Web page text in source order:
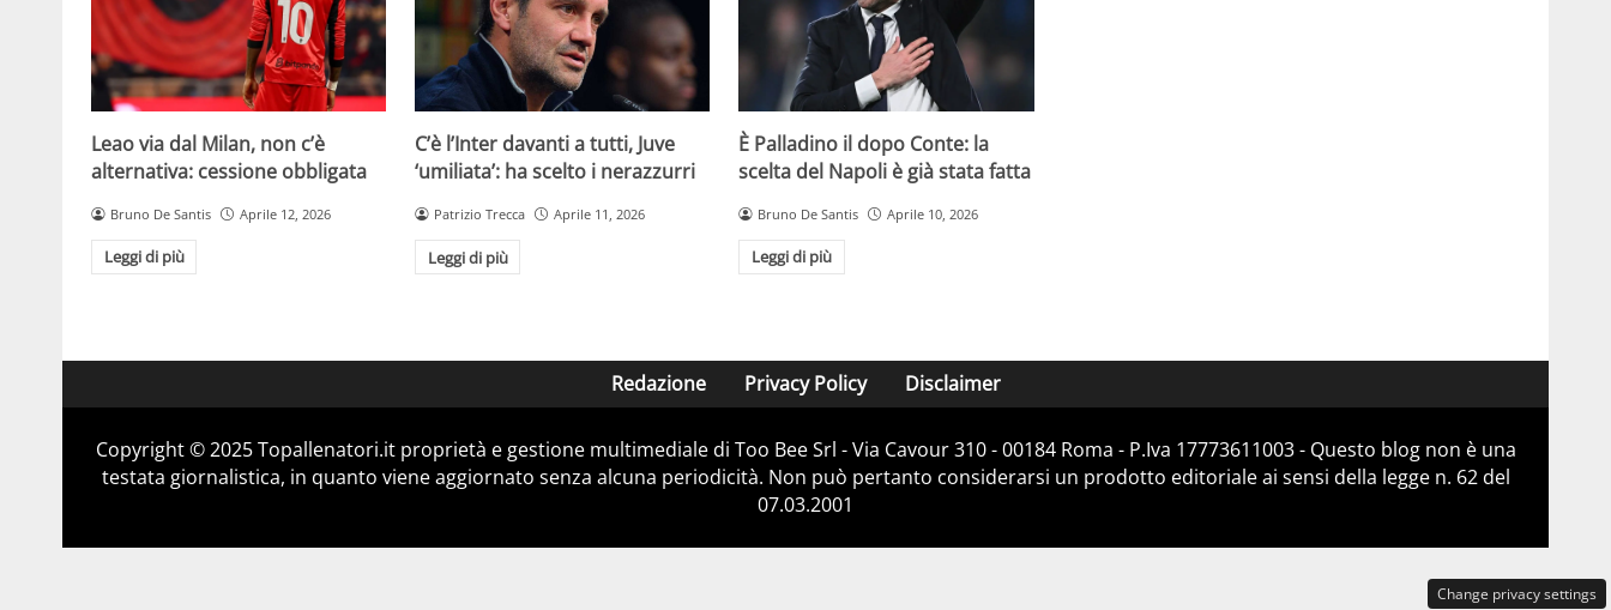
Leao via dal Milan, non c’è
alternativa: cessione obbligata
Bruno De Santis Aprile 12, 2026
Leggi di più
C’è l’Inter davanti a tutti, Juve
‘umiliata’: ha scelto i nerazzurri
Patrizio Trecca Aprile 11, 2026
Leggi di più
È Palladino il dopo Conte: la
scelta del Napoli è già stata fatta
Bruno De Santis Aprile 10, 2026
Leggi di più
Redazione Privacy Policy Disclaimer
Copyright © 2025 Topallenatori.it proprietà e gestione multimediale di Too Bee Srl - Via Cavour 310 - 00184 Roma - P.Iva 17773611003 - Questo blog non è una
testata giornalistica, in quanto viene aggiornato senza alcuna periodicità. Non può pertanto considerarsi un prodotto editoriale ai sensi della legge n. 62 del
07.03.2001
Change privacy settings